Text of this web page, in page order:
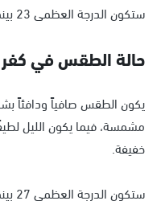
ستكون الدرجة العظمى 23 بينما الدرجة الصغرى 14.
حالة الطقس في كفر
يكون الطقس صافياً ودافئاً
مشمسة، فيما يكون الليل
خفيفة.
ستكون الدرجة العظمى 27 بينما الدرجة الصغرى 13.